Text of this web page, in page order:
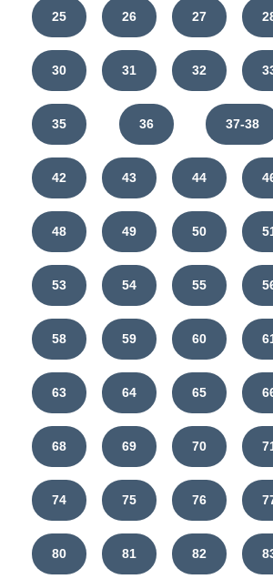
25 26 27
30 31 32
35 36 37-38
42 43 44
48 49 50
53 54 55
58 59 60
63 64 65
68 69 70
74 75 76
80 81 82